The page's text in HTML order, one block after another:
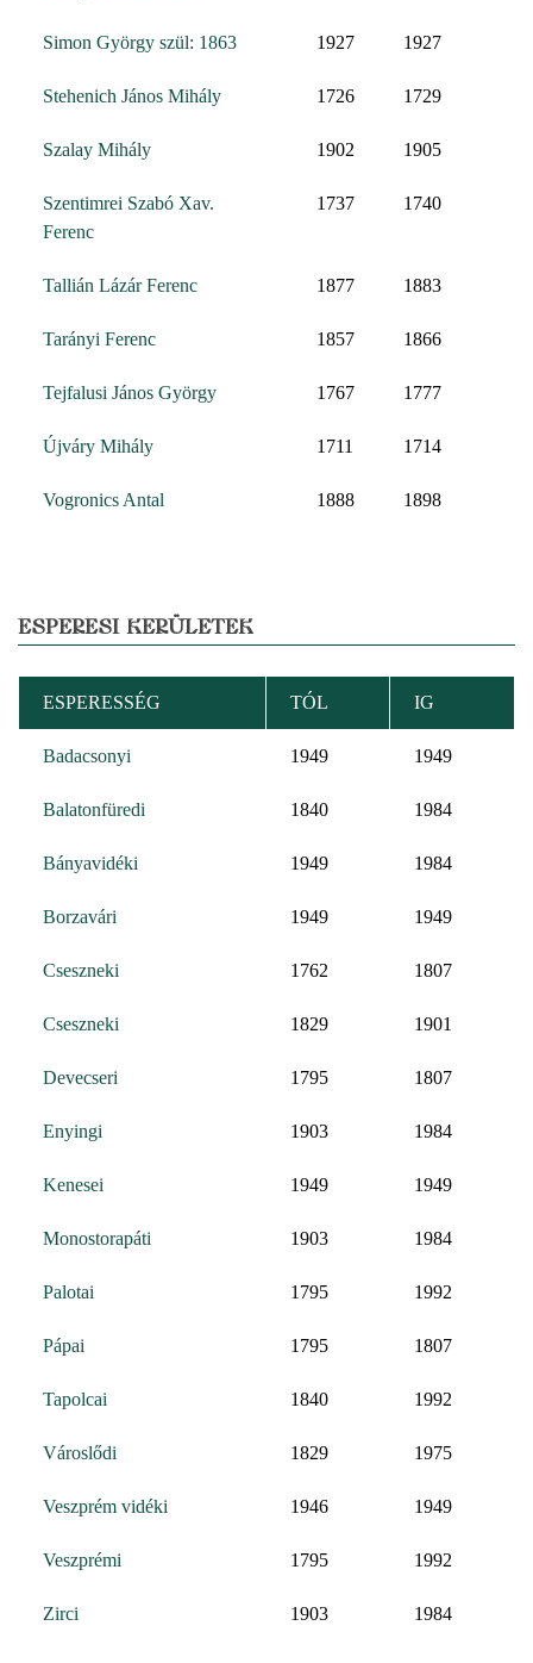
Simon György szül: 1863 1927 1927
Stehenich János Mihály 1726 1729
Szalay Mihály 1902 1905
Szentimrei Szabó Xav.
Ferenc
1737 1740
Tallián Lázár Ferenc 1877 1883
Tarányi Ferenc 1857 1866
Tejfalusi János György 1767 1777
Újváry Mihály 1711 1714
Vogronics Antal 1888 1898
ESPERESI KERÜLETEK
ESPERESSÉG TÓL IG
Badacsonyi 1949 1949
Balatonfüredi 1840 1984
Bányavidéki 1949 1984
Borzavári 1949 1949
Cseszneki 1762 1807
Cseszneki 1829 1901
Devecseri 1795 1807
Enyingi 1903 1984
Kenesei 1949 1949
Monostorapáti 1903 1984
Palotai 1795 1992
Pápai 1795 1807
Tapolcai 1840 1992
Városlődi 1829 1975
Veszprém vidéki 1946 1949
Veszprémi 1795 1992
Zirci 1903 1984